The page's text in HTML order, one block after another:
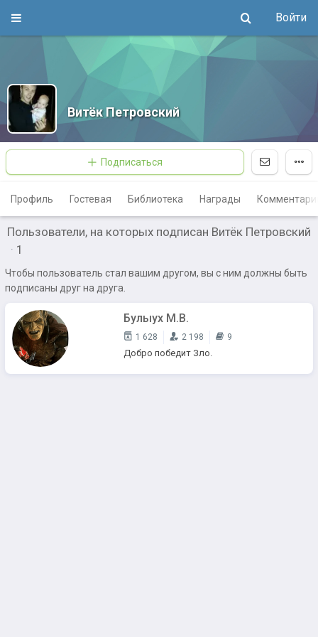
Войти
Витёк Петровский
Подписаться
Профиль Гостевая Библиотека Награды
Пользователи, на которых подписан Витёк Петровский
· 1
Чтобы пользователь стал вашим другом, вы с ним должны быть
подписаны друг на друга.
Булыух М.В.
1 628 2 198 9
Добро победит Зло.